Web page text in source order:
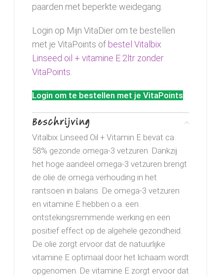
paarden met beperkte weidegang.
Login op Mijn VitaDier om te bestellen
met je VitaPoints of bestel Vitalbix
Linseed oil + vitamine E 2ltr zonder
VitaPoints
Login om te bestellen met je VitaPoints
Beschrijving
Vitalbix Linseed Oil + Vitamin E bevat ca.
58% gezonde omega-3 vetzuren. Dankzij
het hoge aandeel omega-3 vetzuren brengt
de olie de omega verhouding in het
rantsoen in balans. De omega-3 vetzuren
en vitamine E hebben o.a. een
ontstekingsremmende werking en een
positief effect op de algehele gezondheid.
De olie zorgt ervoor dat de natuurlijke
vitamine E optimaal door het lichaam wordt
opgenomen. De vitamine E zorgt ervoor dat